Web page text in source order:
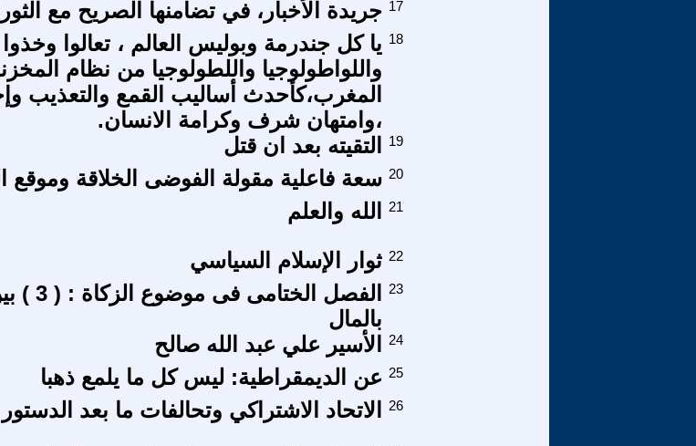
جريدة الأخبار، في تضامنها الصريح مع 17
يا كل جندرمة وبوليس العالم ، تعالوا
واللواطولوجيا واللطولوجيا من نظام
المغرب،كأحدث أساليب القمع والتعذيب
،وامتهان شرف وكرامة الانسان.
18
التقيته بعد ان قتل 19
سعة فاعلية مقولة الفوضى الخلاقة وموقع 20
الله والعلم 21
ثوار الإسلام السياسي 22
الفصل
بالمال
23
الأسير علي عبد الله صالح 24
عن الديمقراطية: ليس كل ما يلمع ذهبا 25
الاتحاد الاشتراكي وتحالفات ما بعد الدستور 26